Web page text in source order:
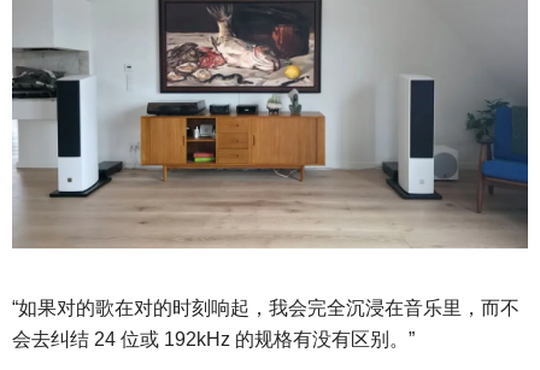
“如果对的歌在对的时刻响起，我会完全沉浸在音乐里，而不
会去纠结 24 位或 192kHz 的规格有没有区别。”